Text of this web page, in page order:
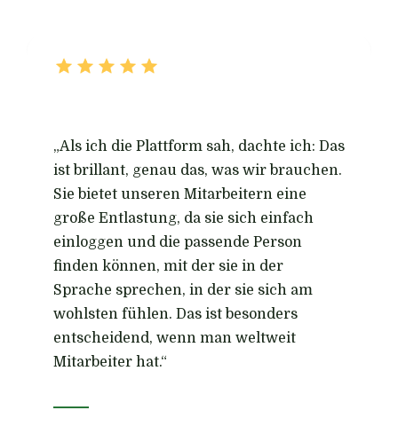
„Als ich die Plattform sah, dachte ich: Das
ist brillant, genau das, was wir brauchen.
Sie bietet unseren Mitarbeitern eine
große Entlastung, da sie sich einfach
einloggen und die passende Person
finden können, mit der sie in der
Sprache sprechen, in der sie sich am
wohlsten fühlen. Das ist besonders
entscheidend, wenn man weltweit
Mitarbeiter hat.“